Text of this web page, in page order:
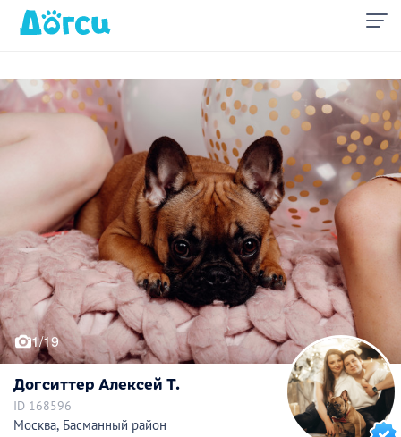
1/19
Догситтер Алексей Т.
ID 168596
Москва, Басманный район